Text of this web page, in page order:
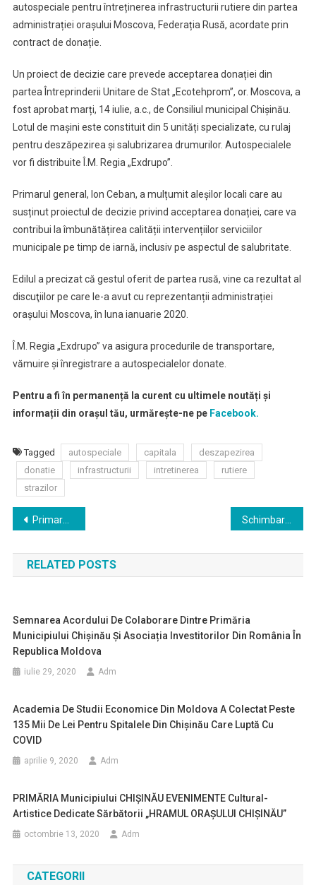
autospeciale pentru întreținerea infrastructurii rutiere din partea
administrației orașului Moscova, Federația Rusă, acordate prin
contract de donație.
Un proiect de decizie care prevede acceptarea donației din
partea Întreprinderii Unitare de Stat „Ecotehprom”, or. Moscova, a
fost aprobat marți, 14 iulie, a.c., de Consiliul municipal Chișinău.
Lotul de mașini este constituit din 5 unități specializate, cu rulaj
pentru deszăpezirea și salubrizarea drumurilor. Autospecialele
vor fi distribuite Î.M. Regia „Exdrupo”.
Primarul general, Ion Ceban, a mulțumit aleșilor locali care au
susținut proiectul de decizie privind acceptarea donației, care va
contribui la îmbunătățirea calității intervențiilor serviciilor
municipale pe timp de iarnă, inclusiv pe aspectul de salubritate.
Edilul a precizat că gestul oferit de partea rusă, vine ca rezultat al
discuţiilor pe care le-a avut cu reprezentanții administrației
orașului Moscova, în luna ianuarie 2020.
Î.M. Regia „Exdrupo” va asigura procedurile de transportare,
vămuire și înregistrare a autospecialelor donate.
Pentru a fi în permanență la curent cu ultimele noutăți și
informații din orașul tău, urmărește-ne peFacebook.
Tagged autospeciale capitala
deszapezirea
donatie
infrastructurii intretinerea
rutiere
strazilor
Navigare
în
articole
Primarul general a inspectat lucrările de reparație la grădinițele din capitală
RELATED POSTS
Semnarea Acordului De Colaborare Dintre Primăria
Municipiului Chișinău Și Asociația Investitorilor Din România În
Republica Moldova
iulie 29, 2020 Adm
Academia De Studii Economice Din Moldova A Colectat Peste
135 Mii De Lei Pentru Spitalele Din Chișinău Care Luptă Cu
COVID
aprilie 9, 2020 Adm
PRIMĂRIA Municipiului CHIȘINĂU EVENIMENTE Cultural-
Artistice Dedicate Sărbătorii „HRAMUL ORAȘULUI CHIȘINĂU”
octombrie 13, 2020 Adm
CATEGORII